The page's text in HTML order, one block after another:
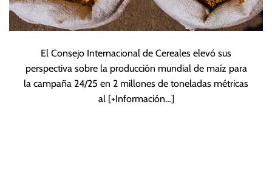
El Consejo Internacional de Cereales elevó sus
perspectiva sobre la producción mundial de maíz para
la campaña 24/25 en 2 millones de toneladas métricas
al [+Información…]